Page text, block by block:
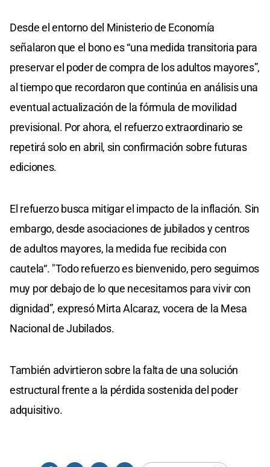
Desde el entorno del Ministerio de Economía
señalaron que el bono es “una medida transitoria para
preservar el poder de compra de los adultos mayores”,
al tiempo que recordaron que continúa en análisis una
eventual actualización de la fórmula de movilidad
previsional. Por ahora, el refuerzo extraordinario se
repetirá solo en abril, sin confirmación sobre futuras
ediciones.
El refuerzo busca mitigar el impacto de la inflación. Sin
embargo, desde asociaciones de jubilados y centros
de adultos mayores, la medida fue recibida con
cautela“. "Todo refuerzo es bienvenido, pero seguimos
muy por debajo de lo que necesitamos para vivir con
dignidad”, expresó Mirta Alcaraz, vocera de la Mesa
Nacional de Jubilados.
También advirtieron sobre la falta de una solución
estructural frente a la pérdida sostenida del poder
adquisitivo.